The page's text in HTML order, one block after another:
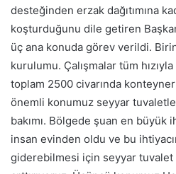
desteğinden erzak dağıtımına
koşturduğunu dile getiren
üç ana konuda görev verildi.
kurulumu. Çalışmalar tüm
toplam 2500 civarında
önemli konumuz seyyar
bakımı. Bölgede şuan en büyük
insan evinden oldu ve bu
giderebilmesi için seyyar tuvalet